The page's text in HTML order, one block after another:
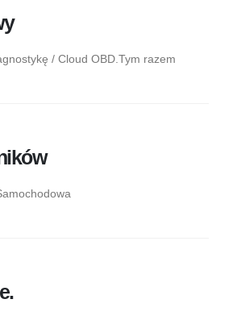
/ Cloud OBD.Tym razem